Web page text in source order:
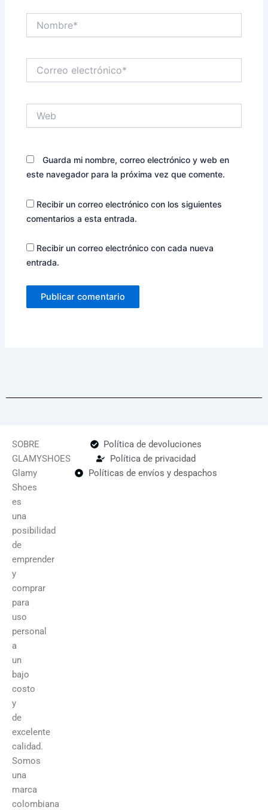
electrónico*
Guarda mi nombre, correo electrónico y web en
este navegador para la próxima vez que comente.
Recibir un correo electrónico con los siguientes
comentarios a esta entrada.
Recibir un correo electrónico con cada nueva
entrada.
SOBRE
GLAMYSHOES
Glamy
Shoes
es
una
posibilidad
de
emprender
y
comprar
para
uso
personal
a
un
bajo
costo
y
de
excelente
calidad.
Somos
una
marca
colombiana
Política de devoluciones
Política de privacidad
Políticas de envíos y despachos